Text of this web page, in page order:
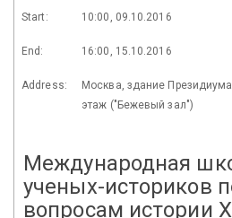
Start: 10:00, 09.10.2016
End: 16:00, 15.10.2016
Address:
Москва, здание
этаж ("Бежевый зал")
Международная
ученых-историков
вопросам истории